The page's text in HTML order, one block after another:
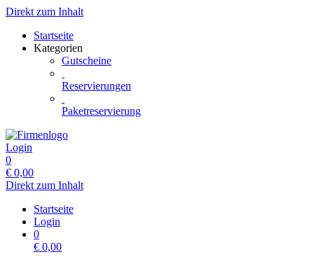
Direkt zum Inhalt
Startseite
Kategorien
Gutscheine
Reservierungen
Paketreservierung
Login
0
€ 0,00
Direkt zum Inhalt
Startseite
Login
0
€ 0,00